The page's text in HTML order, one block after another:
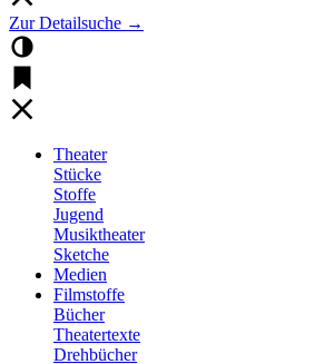
Zur Detailsuche →
Theater
Stücke
Stoffe
Jugend
Musiktheater
Sketche
Medien
Filmstoffe
Bücher
Theatertexte
Drehbücher